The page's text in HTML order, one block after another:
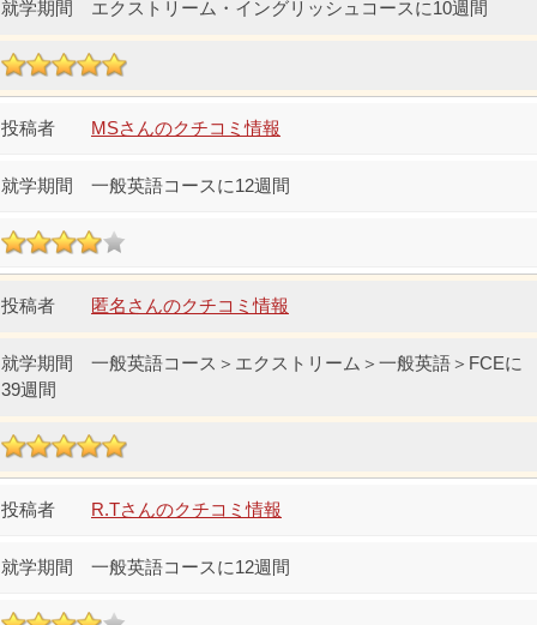
エクストリーム・イングリッシュコースに10週間
MSさんのクチコミ情報
一般英語コースに12週間
匿名さんのクチコミ情報
一般英語コース＞エクストリーム＞一般英語＞FCEに
39週間
R.Tさんのクチコミ情報
一般英語コースに12週間